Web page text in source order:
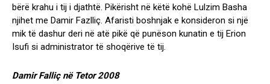
bërë krahu i tij i djathtë. Pikërisht në këtë kohë Lulzim Basha
njihet me Damir Fazlliç. Afaristi boshnjak e konsideron si një
mik të dashur deri në atë pikë që punëson kunatin e tij Erion
Isufi si administrator të shoqërive të tij.
Damir Falliç në Tetor 2008